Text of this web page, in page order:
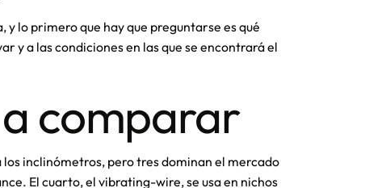
lo primero que hay que preguntarse es qué
y a las condiciones en las que se encontrará el
comparar
inclinómetros, pero tres dominan el mercado
El cuarto, el vibrating-wire, se usa en nichos